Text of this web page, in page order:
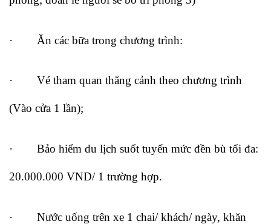
· Ăn các bữa trong chương trình:
· Vé tham quan thắng cảnh theo chương trình
(Vào cửa 1 lần);
· Bảo hiểm du lịch suốt tuyến mức đền bù tối đa:
20.000.000 VND/ 1 trường hợp.
· Nước uống trên xe 1 chai/ khách/ ngày, khăn